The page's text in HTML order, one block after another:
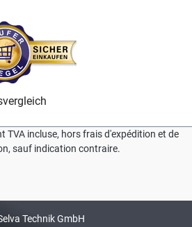
TVA incluse, hors frais d'expédition et de
sauf indication contraire.
Technik GmbH